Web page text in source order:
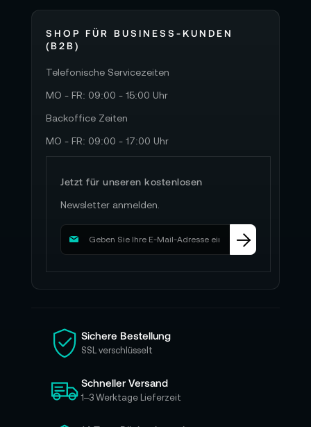
SHOP FÜR BUSINESS-KUNDEN
(B2B)
Telefonische Servicezeiten
MO - FR: 09:00 - 15:00 Uhr
Backoffice Zeiten
MO - FR: 09:00 - 17:00 Uhr
Jetzt für unseren kostenlosen
Newsletter anmelden.
M
d
i
e
s
c
h
Sichere Bestellung
SSL verschlüsselt
Schneller Versand
1–3 Werktage Lieferzeit